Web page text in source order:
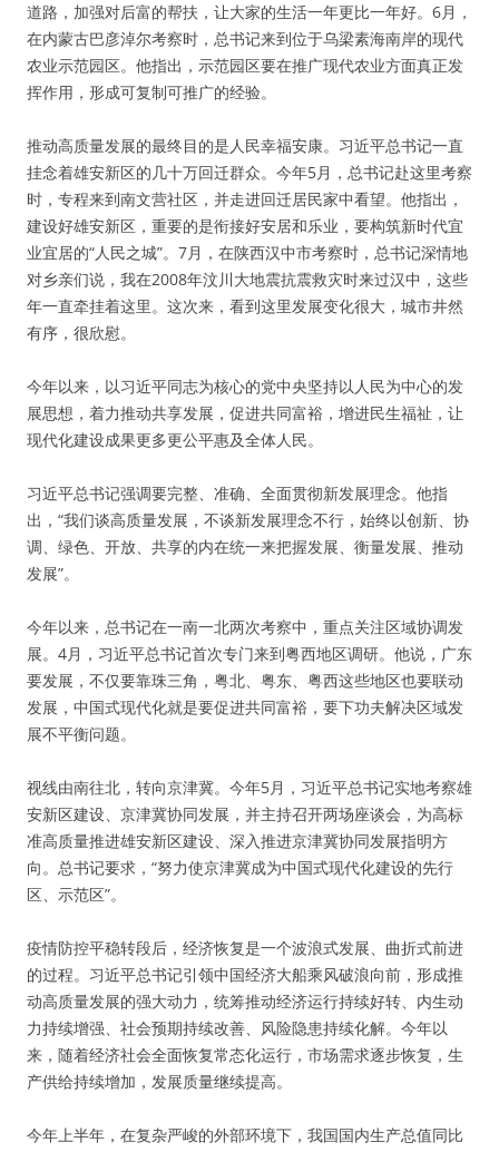
道路，加强对后富的帮扶，让大家的生活一年更比一年好。6月，
在内蒙古巴彦淖尔考察时，总书记来到位于乌梁素海南岸的现代
农业示范园区。他指出，示范园区要在推广现代农业方面真正发
挥作用，形成可复制可推广的经验。
推动高质量发展的最终目的是人民幸福安康。习近平总书记一直
挂念着雄安新区的几十万回迁群众。今年5月，总书记赴这里考察
时，专程来到南文营社区，并走进回迁居民家中看望。他指出，
建设好雄安新区，重要的是衔接好安居和乐业，要构筑新时代宜
业宜居的“人民之城”。7月，在陕西汉中市考察时，总书记深情地
对乡亲们说，我在2008年汶川大地震抗震救灾时来过汉中，这些
年一直牵挂着这里。这次来，看到这里发展变化很大，城市井然
有序，很欣慰。
今年以来，以习近平同志为核心的党中央坚持以人民为中心的发
展思想，着力推动共享发展，促进共同富裕，增进民生福祉，让
现代化建设成果更多更公平惠及全体人民。
习近平总书记强调要完整、准确、全面贯彻新发展理念。他指
出，“我们谈高质量发展，不谈新发展理念不行，始终以创新、协
调、绿色、开放、共享的内在统一来把握发展、衡量发展、推动
发展”。
今年以来，总书记在一南一北两次考察中，重点关注区域协调发
展。4月，习近平总书记首次专门来到粤西地区调研。他说，广东
要发展，不仅要靠珠三角，粤北、粤东、粤西这些地区也要联动
发展，中国式现代化就是要促进共同富裕，要下功夫解决区域发
展不平衡问题。
视线由南往北，转向京津冀。今年5月，习近平总书记实地考察雄
安新区建设、京津冀协同发展，并主持召开两场座谈会，为高标
准高质量推进雄安新区建设、深入推进京津冀协同发展指明方
向。总书记要求，“努力使京津冀成为中国式现代化建设的先行
区、示范区”。
疫情防控平稳转段后，经济恢复是一个波浪式发展、曲折式前进
的过程。习近平总书记引领中国经济大船乘风破浪向前，形成推
动高质量发展的强大动力，统筹推动经济运行持续好转、内生动
力持续增强、社会预期持续改善、风险隐患持续化解。今年以
来，随着经济社会全面恢复常态化运行，市场需求逐步恢复，生
产供给持续增加，发展质量继续提高。
今年上半年，在复杂严峻的外部环境下，我国国内生产总值同比